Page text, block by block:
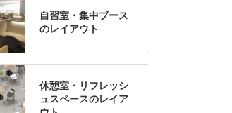
自習室・集中ブース
のレイアウト
休憩室・リフレッシ
ュスペースのレイア